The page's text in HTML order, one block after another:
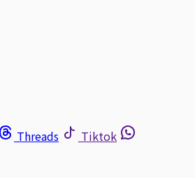
Threads
Tiktok